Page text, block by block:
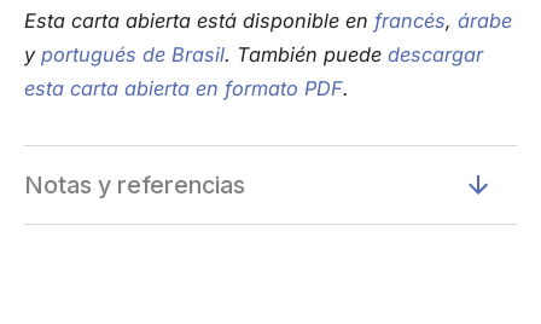
Esta carta abierta está disponible en francés, árabe
y portugués de Brasil. También puede descargar
esta carta abierta en formato PDF.
Notas y referencias